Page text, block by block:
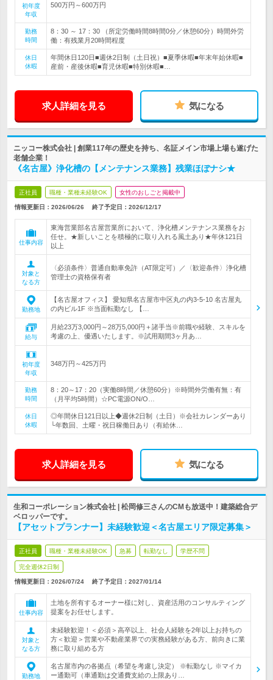
初年度
年収
500万円～600万円
勤務
時間
8：30 ～ 17：30 （所定労働時間8時間0分／休憩60分）時間外労
働：有残業月20時間程度
休日
休暇
年間休日120日■週休2日制（土日祝）■夏季休暇■年末年始休暇■
産前・産後休暇■育児休暇■特別休暇■…
求人詳細を見る 気になる
ニッコー株式会社 | 創業117年の歴史を持ち、名証メイン市場上場も遂げた
老舗企業！
《名古屋》浄化槽の【メンテナンス業務】残業ほぼナシ★
正社員 職種・業種未経験OK 女性のおしごと掲載中
情報更新日：2026/06/26 終了予定日： 2026/12/17
仕事内容
東海営業部名古屋営業所において、浄化槽メンテナンス業務をお
任せ。★新しいことを積極的に取り入れる風土あり★年休121日
以上
対象と
なる方
〈必須条件〉普通自動車免許（AT限定可）／〈歓迎条件〉浄化槽
管理士の資格保有者
勤務地
【名古屋オフィス】 愛知県名古屋市中区丸の内3-5-10 名古屋丸
の内ビル1F ※当面転勤なし 【…
給与
月給23万3,000円～28万5,000円＋諸手当※前職や経験、スキルを
考慮の上、優遇いたします。※試用期間3ヶ月あ…
初年度
年収
348万円～425万円
勤務
時間
8：20～17：20（実働8時間／休憩60分）※時間外労働有無：有
（月平均5時間）☆PC電源ON/O…
休日
休暇
◎年間休日121日以上◆週休2日制（土日）※会社カレンダーあり
└年数回、土曜・祝日稼働日あり（有給休…
求人詳細を見る 気になる
生和コーポレーション株式会社 | 松岡修三さんのCMも放送中！建築総合デ
ベロッパーです。
【アセットプランナー】未経験歓迎＜名古屋エリア限定募集＞
正社員 職種・業種未経験OK 急募 転勤なし 学歴不問
完全週休2日制
情報更新日：2026/07/24 終了予定日： 2027/01/14
仕事内容
土地を所有するオーナー様に対し、資産活用のコンサルティング
提案をお任せします。
対象と
なる方
未経験歓迎！＜必須＞高卒以上、社会人経験を2年以上お持ちの
方＜歓迎＞営業や不動産業界での実務経験がある方、前向きに業
務に取り組める方
勤務地
名古屋市内の各拠点（希望を考慮し決定） ※転勤なし ※マイカ
ー通勤可（車通勤は交通費支給の上限あり…